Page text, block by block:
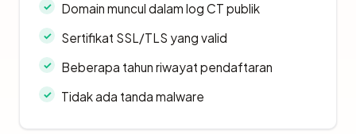
Domain muncul dalam log CT publik
Sertifikat SSL/TLS yang valid
Beberapa tahun riwayat pendaftaran
Tidak ada tanda malware